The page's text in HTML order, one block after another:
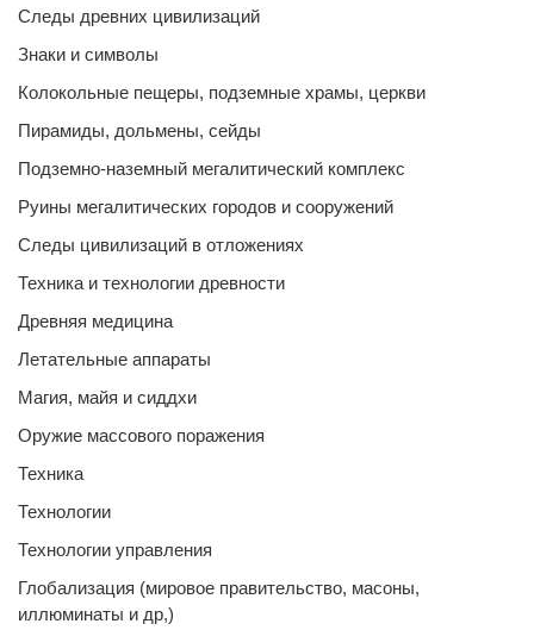
Следы древних цивилизаций
Знаки и символы
Колокольные пещеры, подземные храмы, церкви
Пирамиды, дольмены, сейды
Подземно-наземный мегалитический комплекс
Руины мегалитических городов и сооружений
Следы цивилизаций в отложениях
Техника и технологии древности
Древняя медицина
Летательные аппараты
Магия, майя и сиддхи
Оружие массового поражения
Техника
Технологии
Технологии управления
Глобализация (мировое правительство, масоны,
иллюминаты и др,)